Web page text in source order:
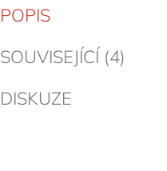
POPIS
SOUVISEJÍCÍ (4)
DISKUZE